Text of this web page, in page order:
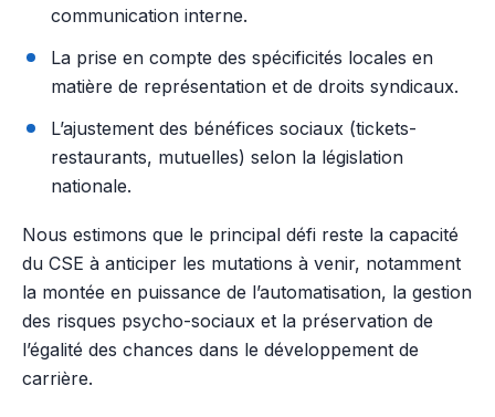
communication interne.
La prise en compte des spécificités locales en
matière de représentation et de droits syndicaux.
L’ajustement des bénéfices sociaux (tickets-
restaurants, mutuelles) selon la législation
nationale.
Nous estimons que le principal défi reste la capacité
du CSE à anticiper les mutations à venir, notamment
la montée en puissance de l’automatisation, la gestion
des risques psycho-sociaux et la préservation de
l’égalité des chances dans le développement de
carrière.